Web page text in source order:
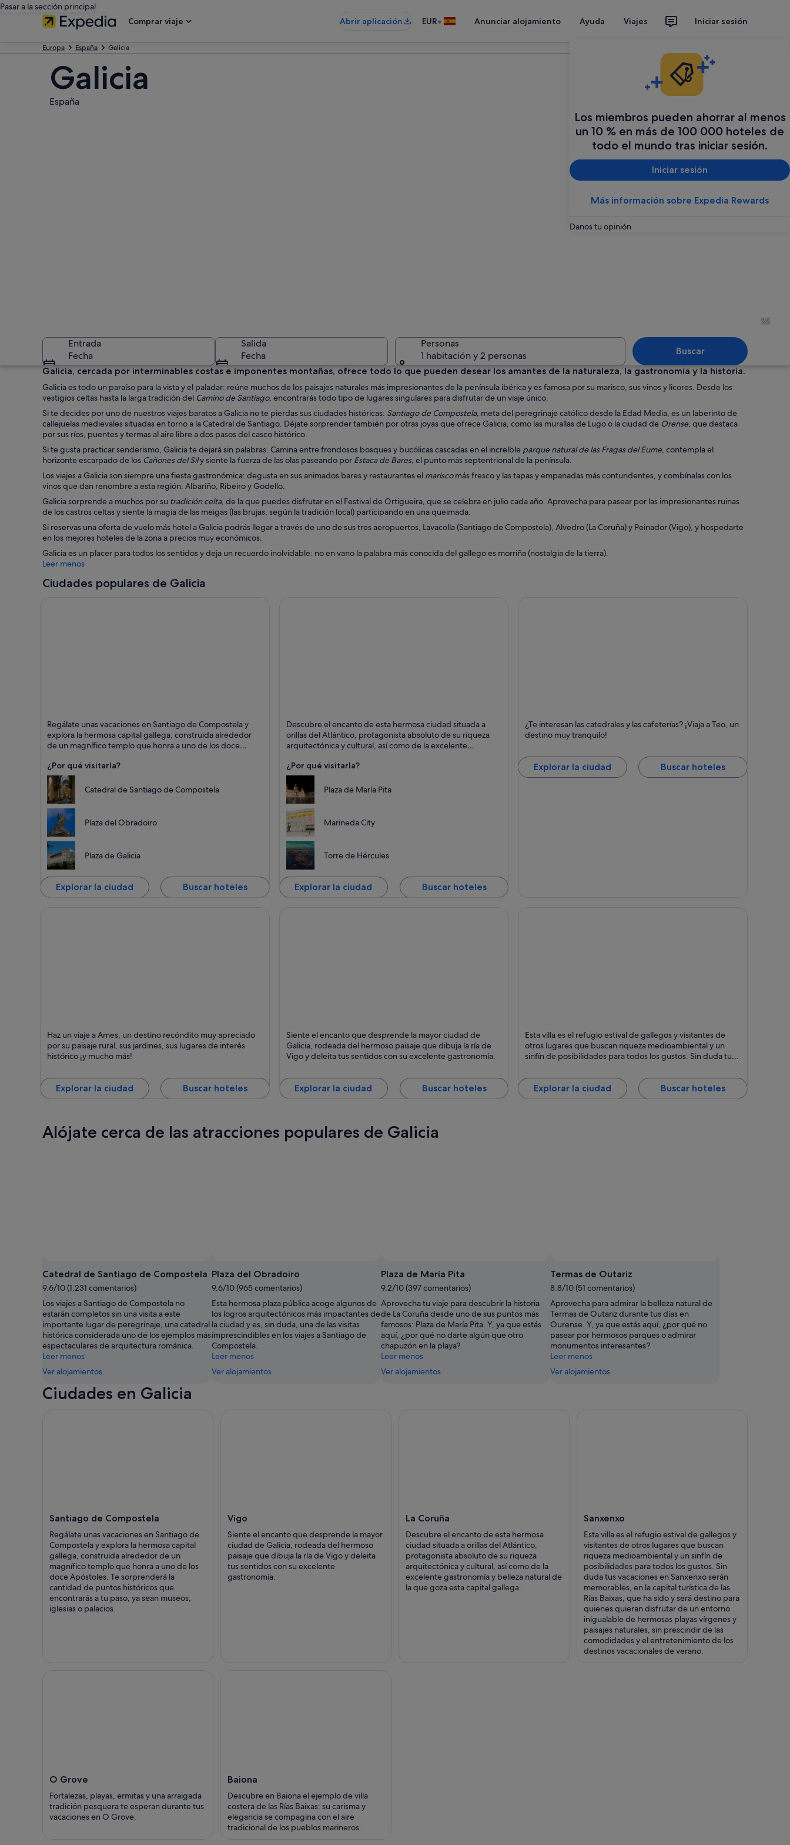
Pasar a la sección principal
Comprar viaje
Abrir aplicación EUR• Anunciar alojamiento Ayuda Viajes Iniciar sesión
Los miembros pueden ahorrar al menos
un 10 % en más de 100 000 hoteles de
todo el mundo tras iniciar sesión.
Iniciar sesión
Más información sobre Expedia Rewards
Danos tu opinión
Europa España Galicia
Galicia
España
Una calle animada con edificios históricos, una torre destacada y cafés al aire libre.
Una estatua en un parque con un sendero pavimentado y bancos.
25
Entrada
Fecha
Salida
Fecha
Personas
1 habitación y 2 personas
Buscar
Galicia, cercada por interminables costas e imponentes montañas, ofrece todo lo que pueden desear los amantes de la naturaleza, la gastronomía y la historia.
Galicia es todo un paraíso para la vista y el paladar: reúne muchos de los paisajes naturales más impresionantes de la península ibérica y es famosa por su marisco, sus vinos y licores. Desde los
vestigios celtas hasta la larga tradición del Camino de Santiago, encontrarás todo tipo de lugares singulares para disfrutar de un viaje único.
Si te decides por uno de nuestros viajes baratos a Galicia no te pierdas sus ciudades históricas: Santiago de Compostela, meta del peregrinaje católico desde la Edad Media, es un laberinto de
callejuelas medievales situadas en torno a la Catedral de Santiago. Déjate sorprender también por otras joyas que ofrece Galicia, como las murallas de Lugo o la ciudad de Orense, que destaca
por sus ríos, puentes y termas al aire libre a dos pasos del casco histórico.
Si te gusta practicar senderismo, Galicia te dejará sin palabras. Camina entre frondosos bosques y bucólicas cascadas en el increíble parque natural de las Fragas del Eume, contempla el
horizonte escarpado de los Cañones del Sily siente la fuerza de las olas paseando por Estaca de Bares, el punto más septentrional de la península.
Los viajes a Galicia son siempre una fiesta gastronómica: degusta en sus animados bares y restaurantes el mariscomás fresco y las tapas y empanadas más contundentes, y combínalas con los
vinos que dan renombre a esta región: Albariño, Ribeiro y Godello.
Galicia sorprende a muchos por su tradición celta, de la que puedes disfrutar en el Festival de Ortigueira, que se celebra en julio cada año. Aprovecha para pasear por las impresionantes ruinas
de los castros celtas y siente la magia de las meigas (las brujas, según la tradición local) participando en una queimada.
Si reservas una oferta de vuelo más hotel a Galicia podrás llegar a través de uno de sus tres aeropuertos, Lavacolla (Santiago de Compostela), Alvedro (La Coruña) y Peinador (Vigo), y hospedarte
en los mejores hoteles de la zona a precios muy económicos.
Galicia es un placer para todos los sentidos y deja un recuerdo inolvidable: no en vano la palabra más conocida del gallego es morriña (nostalgia de la tierra).
Leer menos
Ciudades populares de Galicia
Santiago de Compostela
Puntos fuertes: Patrimonio
histórico, Catedrales y
Regálate unas vacaciones en Santiago de Compostela y
explora la hermosa capital gallega, construida alrededor
de un magnífico templo que honra a uno de los doce
que encontrarás a tu paso, ya sean museos, iglesias o
palacios.
¿Por qué visitarla?
Catedral de Santiago de Compostela
Plaza del Obradoiro
Plaza de Galicia
Explorar la ciudad Buscar hoteles
La Coruña
Puntos fuertes: Playas, Patrimonio histórico y Paseos
Descubre el encanto de esta hermosa ciudad situada a
orillas del Atlántico, protagonista absoluto de su riqueza
arquitectónica y cultural, así como de la excelente
gallega.
¿Por qué visitarla?
Plaza de María Pita
Marineda City
Torre de Hércules
Explorar la ciudad Buscar hoteles
Teo
Puntos fuertes: Personas
amables, Bares y Catedrales
¿Te interesan las catedrales y las cafeterías? ¡Viaja a Teo, un
destino muy tranquilo!
Explorar la ciudad Buscar hoteles
Puntos fuertes: Campo, Jardines y Pueblo pequeño
Haz un viaje a Ames, un destino recóndito muy apreciado
por su paisaje rural, sus jardines, sus lugares de interés
histórico ¡y mucho más!
Explorar la ciudad Buscar hoteles
Puntos fuertes: Puertos, Mar y Negocios
Siente el encanto que desprende la mayor ciudad de
Galicia, rodeada del hermoso paisaje que dibuja la ría de
Vigo y deleita tus sentidos con su excelente gastronomía.
Explorar la ciudad Buscar hoteles
Puntos fuertes: Spas, Playas y Mar
Esta villa es el refugio estival de gallegos y visitantes de
otros lugares que buscan riqueza medioambiental y un
sinfín de posibilidades para todos los gustos. Sin duda tus
turística de las Rías Baixas, que ha sido y será destino para
quienes quieran disfrutar de un entorno inigualable de
hermosas playas vírgenes y paisajes naturales, sin
Explorar la ciudad Buscar hoteles
Alójate cerca de las atracciones populares de Galicia
Catedral de Santiago de Compostela
9.6/10 (1.231 comentarios)
Los viajes a Santiago de Compostela no
estarán completos sin una visita a este
importante lugar de peregrinaje, una catedral
histórica considerada uno de los ejemplos más
espectaculares de arquitectura románica.
Leer menos
Ver alojamientos
Plaza del Obradoiro
9.6/10 (965 comentarios)
Esta hermosa plaza pública acoge algunos de
los logros arquitectónicos más impactantes de
la ciudad y es, sin duda, una de las visitas
imprescindibles en los viajes a Santiago de
Compostela.
Leer menos
Ver alojamientos
Plaza de María Pita
9.2/10 (397 comentarios)
Aprovecha tu viaje para descubrir la historia
de La Coruña desde uno de sus puntos más
famosos: Plaza de María Pita. Y, ya que estás
aquí, ¿por qué no darte algún que otro
chapuzón en la playa?
Leer menos
Ver alojamientos
Termas de Outariz
8.8/10 (51 comentarios)
Aprovecha para admirar la belleza natural de
Termas de Outariz durante tus días en
Ourense. Y, ya que estás aquí, ¿por qué no
pasear por hermosos parques o admirar
monumentos interesantes?
Leer menos
Ver alojamientos
Ciudades en Galicia
Santiago de Compostela
Regálate unas vacaciones en Santiago de
Compostela y explora la hermosa capital
gallega, construida alrededor de un
magnífico templo que honra a uno de los
doce Apóstoles. Te sorprenderá la
cantidad de puntos históricos que
encontrarás a tu paso, ya sean museos,
iglesias o palacios.
Vigo
Siente el encanto que desprende la mayor
ciudad de Galicia, rodeada del hermoso
paisaje que dibuja la ría de Vigo y deleita
tus sentidos con su excelente
gastronomía.
La Coruña
Descubre el encanto de esta hermosa
ciudad situada a orillas del Atlántico,
protagonista absoluto de su riqueza
arquitectónica y cultural, así como de la
excelente gastronomía y belleza natural de
la que goza esta capital gallega.
Sanxenxo
Esta villa es el refugio estival de gallegos y
visitantes de otros lugares que buscan
riqueza medioambiental y un sinfín de
posibilidades para todos los gustos. Sin
duda tus vacaciones en Sanxenxo serán
memorables, en la capital turística de las
Rías Baixas, que ha sido y será destino para
quienes quieran disfrutar de un entorno
inigualable de hermosas playas vírgenes y
paisajes naturales, sin prescindir de las
comodidades y el entretenimiento de los
destinos vacacionales de verano.
O Grove
Fortalezas, playas, ermitas y una arraigada
tradición pesquera te esperan durante tus
vacaciones en O Grove.
Baiona
Descubre en Baiona el ejemplo de villa
costera de las Rías Baixas: su carisma y
elegancia se compagina con el aire
tradicional de los pueblos marineros.